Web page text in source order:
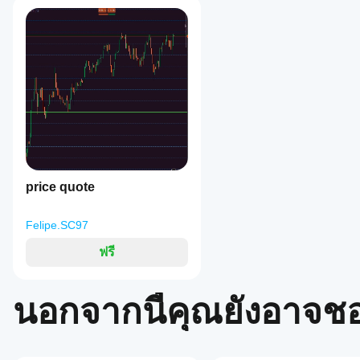
price quote
Felipe.SC97
ฟรี
นอกจากนี้คุณยังอาจช